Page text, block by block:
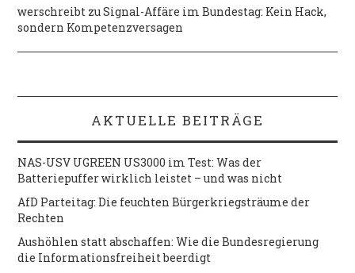
werschreibt zuSignal-Affäre im Bundestag: Kein Hack,
sondern Kompetenzversagen
AKTUELLE BEITRÄGE
NAS-USV UGREEN US3000 im Test: Was der
Batteriepuffer wirklich leistet – und was nicht
AfD Parteitag: Die feuchten Bürgerkriegsträume der
Rechten
Aushöhlen statt abschaffen: Wie die Bundesregierung
die Informationsfreiheit beerdigt